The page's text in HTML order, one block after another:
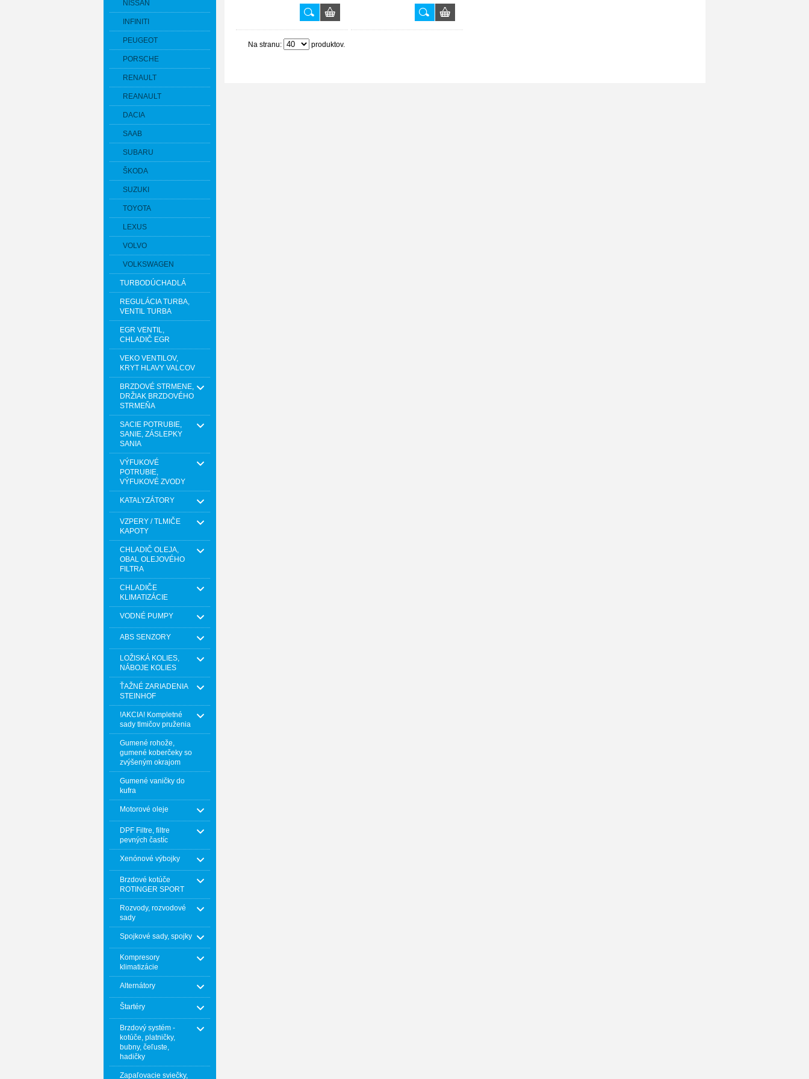
NISSAN
INFINITI
PEUGEOT
PORSCHE
RENAULT
REANAULT
DACIA
SAAB
SUBARU
ŠKODA
SUZUKI
TOYOTA
LEXUS
VOLVO
VOLKSWAGEN
TURBODÚCHADLÁ
REGULÁCIA TURBA,
VENTIL TURBA
EGR VENTIL,
CHLADIČ EGR
VEKO VENTILOV,
KRYT HLAVY VALCOV
BRZDOVÉ STRMENE,
DRŽIAK BRZDOVÉHO
STRMEŇA
SACIE POTRUBIE,
SANIE, ZÁSLEPKY
SANIA
VÝFUKOVÉ
POTRUBIE,
VÝFUKOVÉ ZVODY
KATALYZÁTORY
VZPERY / TLMIČE
KAPOTY
CHLADIČ OLEJA,
OBAL OLEJOVÉHO
FILTRA
CHLADIČE
KLIMATIZÁCIE
VODNÉ PUMPY
ABS SENZORY
LOŽISKÁ KOLIES,
NÁBOJE KOLIES
ŤAŽNÉ ZARIADENIA
STEINHOF
!AKCIA! Kompletné
sady tlmičov pruženia
Gumené rohože,
gumené koberčeky so
zvýšeným okrajom
Gumené vaničky do
kufra
Motorové oleje
DPF Filtre, filtre
pevných častíc
Xenónové výbojky
Brzdové kotúče
ROTINGER SPORT
Rozvody, rozvodové
sady
Spojkové sady, spojky
Kompresory
klimatizácie
Alternátory
Štartéry
Brzdový systém -
kotúče, platničky,
bubny, čeľuste,
hadičky
Zapaľovacie sviečky,
Na stranu: produktov.